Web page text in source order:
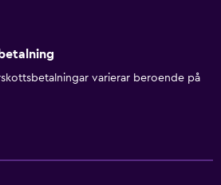
varierar beroende på